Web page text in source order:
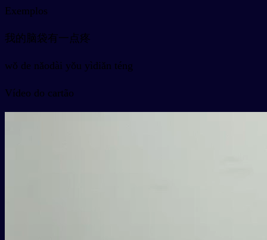
Exemplos
我的脑袋有一点疼
wǒ de nǎodài yǒu yìdiǎn téng
Vídeo do cartão